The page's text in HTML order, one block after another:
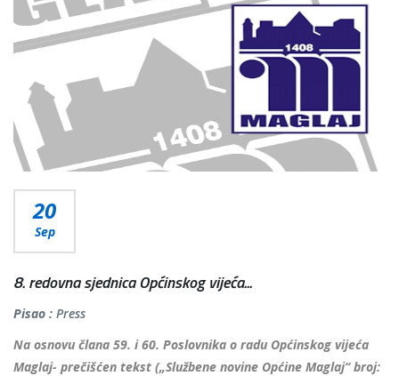
20
Sep
8. redovna sjednica Općinskog vijeća...
Pisao : Press
Na osnovu člana 59. i 60. Poslovnika o radu Općinskog vijeća
Maglaj- prečišćen tekst („Službene novine Općine Maglaj“ broj: